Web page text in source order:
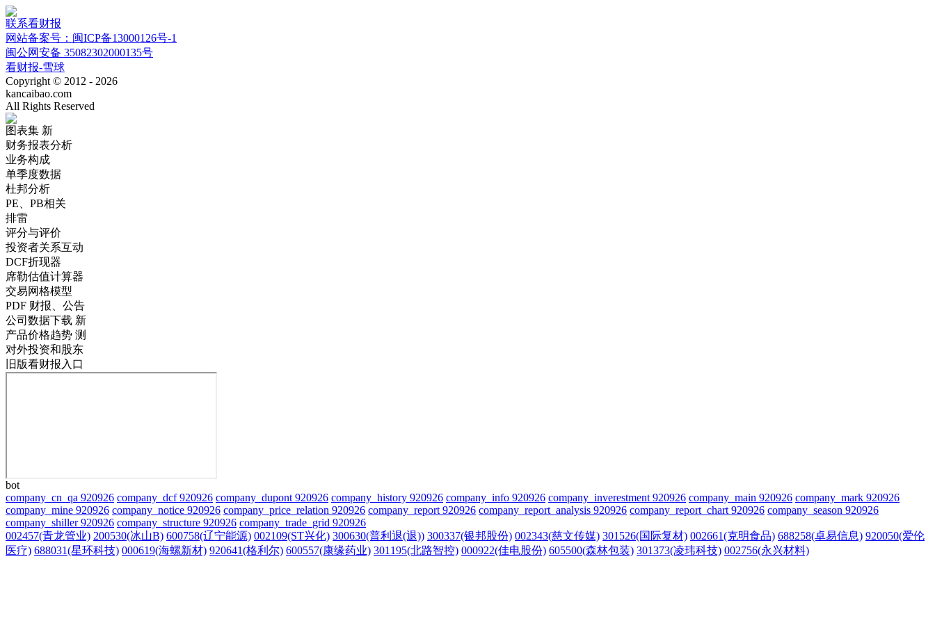
联系看财报
网站备案号：闽ICP备13000126号-1
闽公网安备 35082302000135号
看财报-雪球
Copyright © 2012 - 2026
kancaibao.com
All Rights Reserved
图表集 新
财务报表分析
业务构成
单季度数据
杜邦分析
PE、PB相关
排雷
评分与评价
投资者关系互动
DCF折现器
席勒估值计算器
交易网格模型
PDF 财报、公告
公司数据下载 新
产品价格趋势 测
对外投资和股东
旧版看财报入口
bot
company_cn_qa 920926 company_dcf 920926 company_dupont 920926 company_history 920926 company_info 920926 company_inverestment 920926 company_main 920926 company_mark 920926
company_mine 920926 company_notice 920926 company_price_relation 920926 company_report 920926 company_report_analysis 920926 company_report_chart 920926 company_season 920926
company_shiller 920926 company_structure 920926 company_trade_grid 920926
002457(青龙管业) 200530(冰山B) 600758(辽宁能源) 002109(ST兴化) 300630(普利退(退)) 300337(银邦股份) 002343(慈文传媒) 301526(国际复材) 002661(克明食品) 688258(卓易信息) 920050(爱伦
医疗) 688031(星环科技) 000619(海螺新材) 920641(格利尔) 600557(康缘药业) 301195(北路智控) 000922(佳电股份) 605500(森林包装) 301373(凌玮科技) 002756(永兴材料)